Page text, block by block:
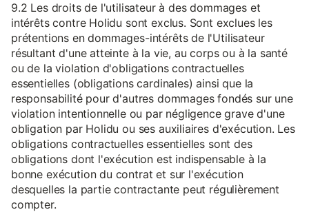
9.2 Les droits de l'utilisateur à des dommages et
intérêts contre Holidu sont exclus. Sont exclues les
prétentions en dommages-intérêts de l'Utilisateur
résultant d'une atteinte à la vie, au corps ou à la santé
ou de la violation d'obligations contractuelles
essentielles (obligations cardinales) ainsi que la
responsabilité pour d'autres dommages fondés sur une
violation intentionnelle ou par négligence grave d'une
obligation par Holidu ou ses auxiliaires d'exécution. Les
obligations contractuelles essentielles sont des
obligations dont l'exécution est indispensable à la
bonne exécution du contrat et sur l'exécution
desquelles la partie contractante peut régulièrement
compter.